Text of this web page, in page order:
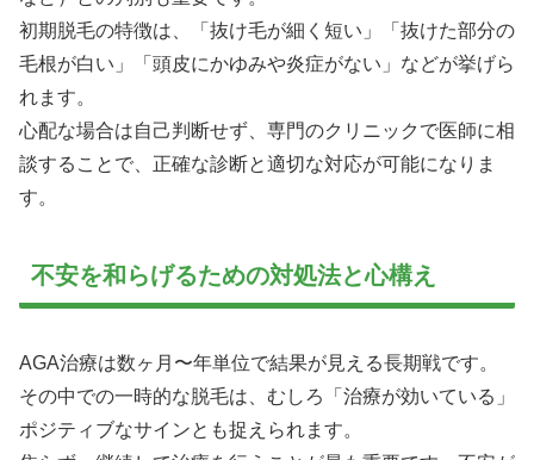
初期脱毛の特徴は、「抜け毛が細く短い」「抜けた部分の
毛根が白い」「頭皮にかゆみや炎症がない」などが挙げら
れます。
心配な場合は自己判断せず、専門のクリニックで医師に相
談することで、正確な診断と適切な対応が可能になりま
す。
不安を和らげるための対処法と心構え
AGA治療は数ヶ月〜年単位で結果が見える長期戦です。
その中での一時的な脱毛は、むしろ「治療が効いている」
ポジティブなサインとも捉えられます。